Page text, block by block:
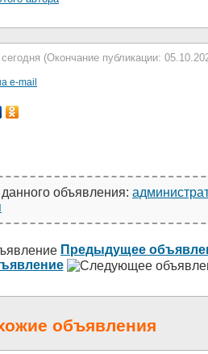
(Окончание публикации:
e-mail
объявления:
Предыдущее
объявления